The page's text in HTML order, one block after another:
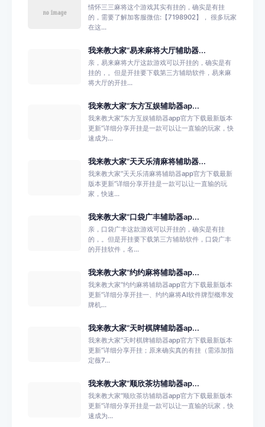
情怀三三麻将这个游戏其实有挂的，确实是有挂
的，需要了解加客服微信:【7198902】， 很多玩家
在这...
我来教大家“易来麻将大厅辅助器...
亲，易来麻将大厅这款游戏可以开挂的，确实是有
挂的，。但是开挂要下载第三方辅助软件，易来麻
将大厅的开挂...
我来教大家“东方互娱辅助器ap...
我来教大家“东方互娱辅助器app官方下载最新版本
更新”详细分享开挂是一款可以让一直输的玩家，快
速成为...
我来教大家“天天乐清麻将辅助器...
我来教大家“天天乐清麻将辅助器app官方下载最新
版本更新”详细分享开挂是一款可以让一直输的玩
家，快速...
我来教大家“口袋广丰辅助器ap...
亲，口袋广丰这款游戏可以开挂的，确实是有挂
的，。但是开挂要下载第三方辅助软件，口袋广丰
的开挂软件，名...
我来教大家“约约麻将辅助器ap...
我来教大家“约约麻将辅助器app官方下载最新版本
更新”详细分享开挂一、约约麻将AI软件牌型概率发
牌机...
我来教大家“天时棋牌辅助器ap...
我来教大家“天时棋牌辅助器app官方下载最新版本
更新”详细分享开挂；原来确实真的有挂（需添加指
定薇7...
我来教大家“顺欣茶坊辅助器ap...
我来教大家“顺欣茶坊辅助器app官方下载最新版本
更新”详细分享开挂是一款可以让一直输的玩家，快
速成为...